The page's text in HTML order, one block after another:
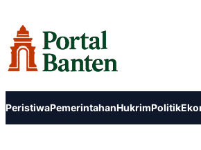
ke
konten
PeristiwaPemerintahanHukrimPolitik